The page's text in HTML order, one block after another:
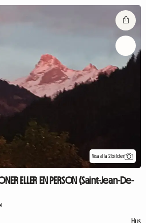
Visa alla 2 bilder
ELLER EN PERSON (Saint-Jean-De-
Hus